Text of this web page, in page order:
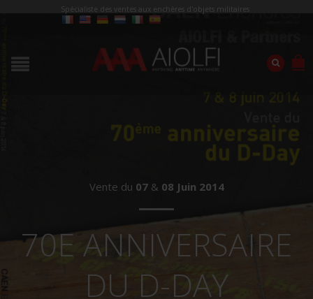
Spécialiste des ventes aux enchères d'objets militaires
Vente du 07& 08 Juin 2014
70E ANNIVERSAIRE
DU D-DAY